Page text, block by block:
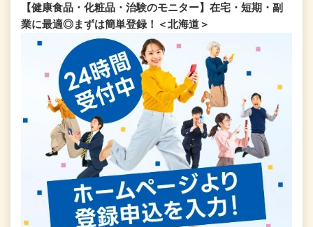
【健康食品・化粧品・治験のモニター】在宅・短期・副
業に最適◎まずは簡単登録！＜北海道＞